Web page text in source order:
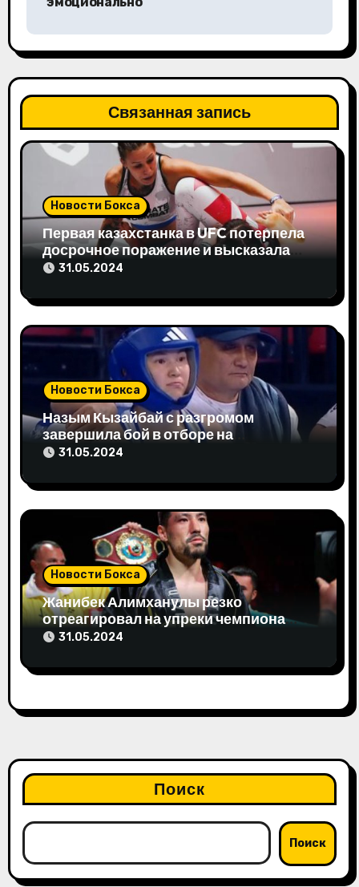
и
я
о
а
п
с
я
м
Связанная запись
Новости Бокса
Первая казахстанка в UFC потерпела
досрочное поражение и высказала
свое мнение
31.05.2024
Новости Бокса
Назым Кызайбай с разгромом
завершила бой в отборе на
Олимпиаду-2024
31.05.2024
Новости Бокса
Жанибек Алимханулы резко
отреагировал на упреки чемпиона
мира
31.05.2024
Поиск
Поиск